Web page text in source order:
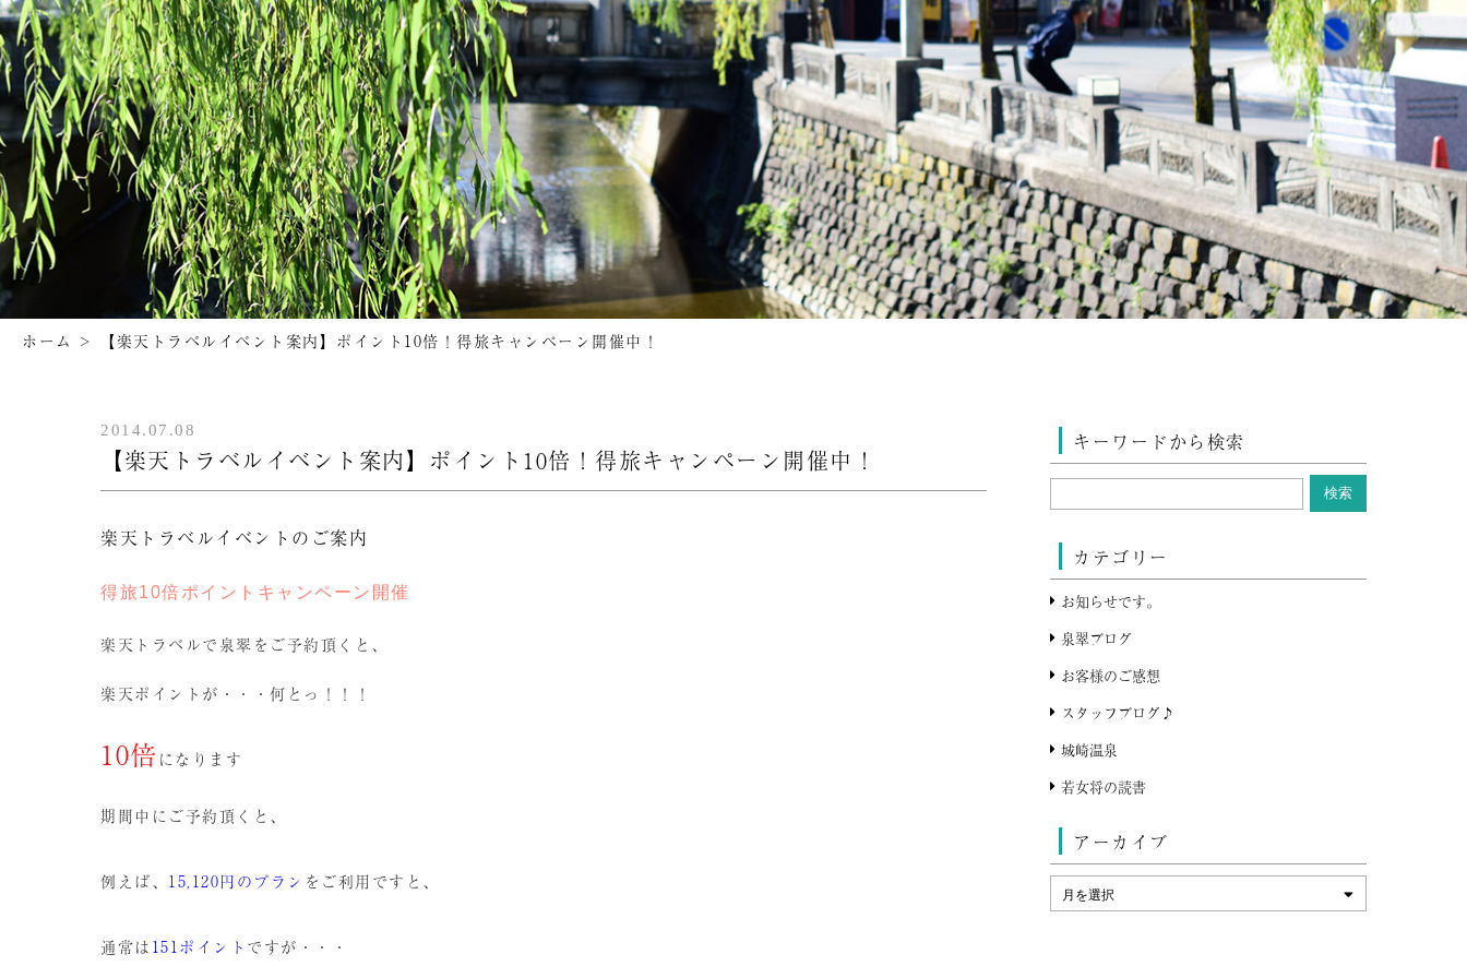
ホーム > 【楽天トラベルイベント案内】ポイント10倍！得旅キャンペーン開催中！
2014.07.08
【楽天トラベルイベント案内】ポイント10倍！得旅キャンペーン開催中！
楽天トラベルイベントのご案内
得旅10倍ポイントキャンペーン開催
楽天トラベルで泉翠をご予約頂くと、
楽天ポイントが・・・何とっ！！！
10倍 になります
期間中にご予約頂くと、
例えば、 15,120円 のプラン をご利用ですと、
通常は 151ポイント ですが・・・
キーワードから検索
カテゴリー
お知らせです。
泉翠ブログ
お客様のご感想
スタッフブログ♪
城崎温泉
若女将の読書
アーカイブ